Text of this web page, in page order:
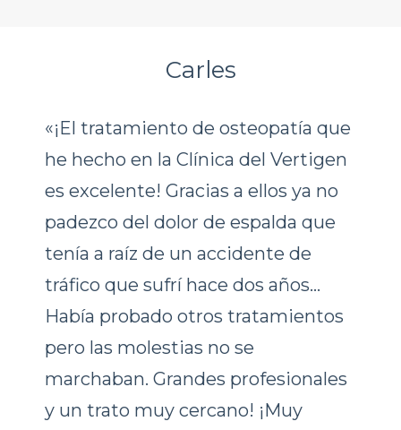
Carles
«¡El tratamiento de osteopatía que
he hecho en la Clínica del Vertigen
es excelente! Gracias a ellos ya no
padezco del dolor de espalda que
tenía a raíz de un accidente de
tráfico que sufrí hace dos años…
Había probado otros tratamientos
pero las molestias no se
marchaban. Grandes profesionales
y un trato muy cercano! ¡Muy